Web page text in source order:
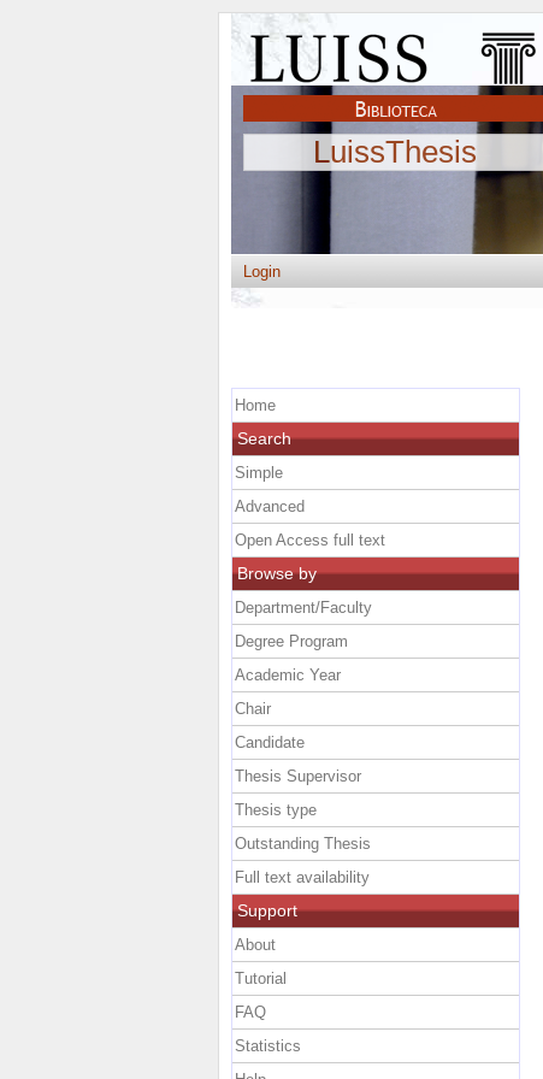
LuissThesis
Login
Home
Search
Simple
Advanced
Open Access full text
Browse by
Department/Faculty
Degree Program
Academic Year
Chair
Candidate
Thesis Supervisor
Thesis type
Outstanding Thesis
Full text availability
Support
About
Tutorial
FAQ
Statistics